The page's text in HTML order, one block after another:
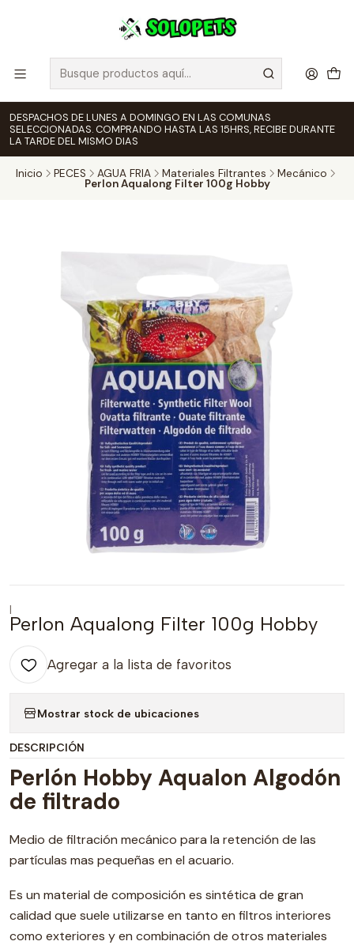
DESPACHOS DE LUNES A DOMINGO EN LAS COMUNAS
SELECCIONADAS. COMPRANDO HASTA LAS 15HRS, RECIBE DURANTE
LA TARDE DEL MISMO DIAS
Inicio PECES AGUA FRIA Materiales Filtrantes Mecánico
Perlon Aqualong Filter 100g Hobby
|
Perlon Aqualong Filter 100g Hobby
Agregar a la lista de favoritos
Mostrar stock de ubicaciones
DESCRIPCIÓN
Perlón Hobby Aqualon Algodón
de filtrado
Medio de filtración mecánico para la retención de las
partículas mas pequeñas en el acuario.
Es un material de composición es sintética de gran
calidad que suele utilizarse en tanto en filtros interiores
como exteriores y en combinación de otros materiales